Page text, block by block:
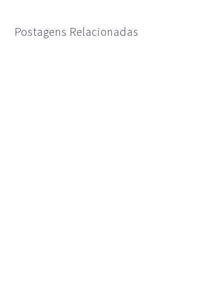
Postagens Relacionadas